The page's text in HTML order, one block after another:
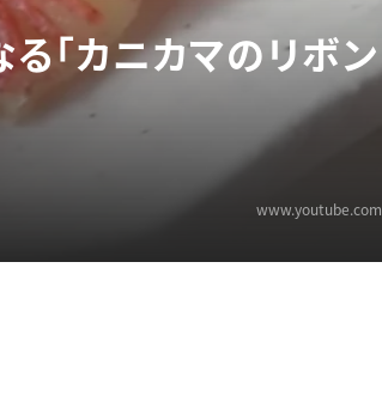
「カニカマのリボン
www.youtube.com